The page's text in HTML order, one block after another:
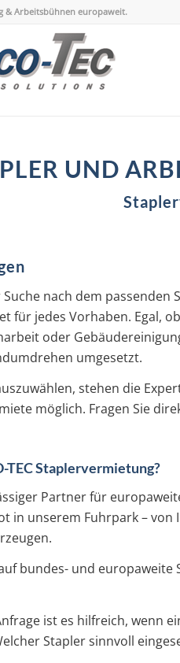
& Arbeitsbühnen europaweit.
UND
nach dem
für jedes Vorhaben. Egal,
oder
umgesetzt.
stehen die
möglich. Fragen Sie
TEC Staplervermietung?
Partner für
in unserem Fuhrpark –
bundes- und
ist es hilfreich, wenn
Stapler sinnvoll